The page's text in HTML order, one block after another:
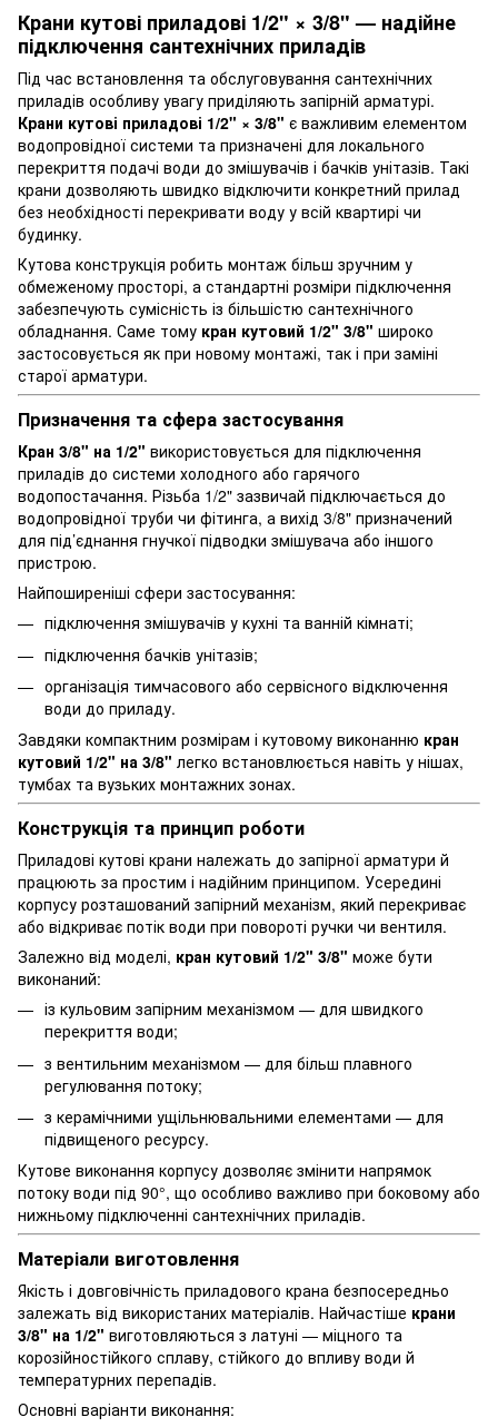
Крани кутові приладові 1/2" × 3/8" — надійне
підключення сантехнічних приладів
Під час встановлення та обслуговування сантехнічних
приладів особливу увагу приділяють запірній арматурі.
Крани кутові приладові 1/2" × 3/8" є важливим елементом
водопровідної системи та призначені для локального
перекриття подачі води до змішувачів і бачків унітазів. Такі
крани дозволяють швидко відключити конкретний прилад
без необхідності перекривати воду у всій квартирі чи
будинку.
Кутова конструкція робить монтаж більш зручним у
обмеженому просторі, а стандартні розміри підключення
забезпечують сумісність із більшістю сантехнічного
обладнання. Саме тому кран кутовий 1/2" 3/8" широко
застосовується як при новому монтажі, так і при заміні
старої арматури.
Призначення та сфера застосування
Кран 3/8" на 1/2" використовується для підключення
приладів до системи холодного або гарячого
водопостачання. Різьба 1/2" зазвичай підключається до
водопровідної труби чи фітинга, а вихід 3/8" призначений
для під’єднання гнучкої підводки змішувача або іншого
пристрою.
Найпоширеніші сфери застосування:
підключення змішувачів у кухні та ванній кімнаті;
підключення бачків унітазів;
організація тимчасового або сервісного відключення
води до приладу.
Завдяки компактним розмірам і кутовому виконанню кран
кутовий 1/2" на 3/8" легко встановлюється навіть у нішах,
тумбах та вузьких монтажних зонах.
Конструкція та принцип роботи
Приладові кутові крани належать до запірної арматури й
працюють за простим і надійним принципом. Усередині
корпусу розташований запірний механізм, який перекриває
або відкриває потік води при повороті ручки чи вентиля.
Залежно від моделі, кран кутовий 1/2" 3/8" може бути
виконаний:
із кульовим запірним механізмом — для швидкого
перекриття води;
з вентильним механізмом — для більш плавного
регулювання потоку;
з керамічними ущільнювальними елементами — для
підвищеного ресурсу.
Кутове виконання корпусу дозволяє змінити напрямок
потоку води під 90°, що особливо важливо при боковому або
нижньому підключенні сантехнічних приладів.
Матеріали виготовлення
Якість і довговічність приладового крана безпосередньо
залежать від використаних матеріалів. Найчастіше крани
3/8" на 1/2" виготовляються з латуні — міцного та
корозійностійкого сплаву, стійкого до впливу води й
температурних перепадів.
Основні варіанти виконання: